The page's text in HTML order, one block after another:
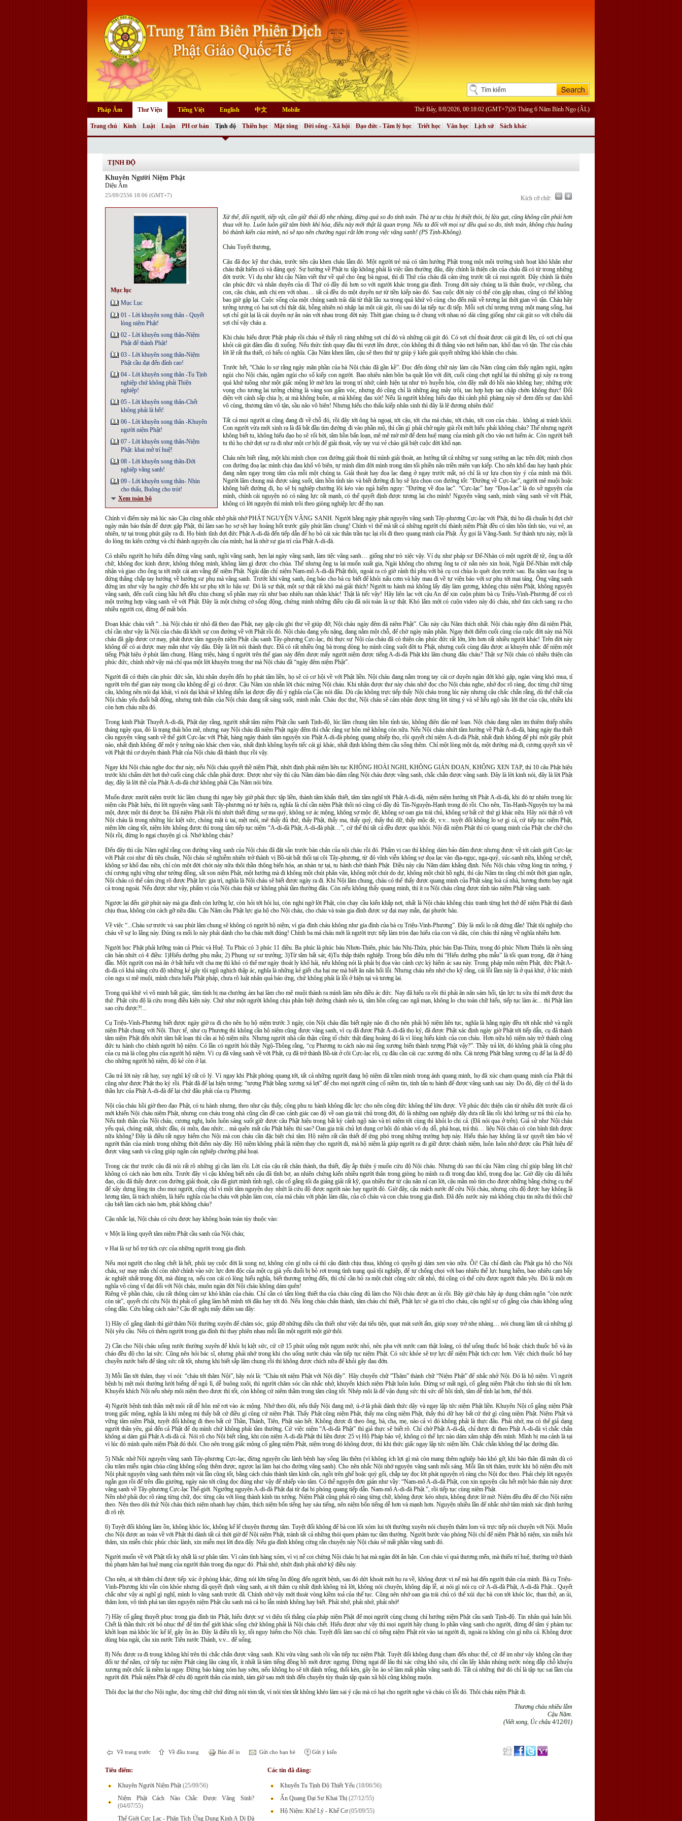
Pháp Âm Thư Viện Tiếng Việt English 中文 Mobile Thứ Bảy, 8/8/2026, 00:18:02 (GMT+7)26 Tháng 6 Năm Bính Ngọ (ÂL)
Trang chủ Kinh Luật Luận PH cơ bản Tịnh độ Thiền học Mật tông Đời sống - Xã hội Đạo đức - Tâm lý học Triết học Văn học Lịch sử Sách khác
TỊNH ĐỘ
Khuyên Người Niệm Phật
Diệu Âm
25/09/2556 18:06 (GMT+7) Kích cỡ chữ:
Mục lục
Mục Lục
01 - Lời khuyên song thân - Quyết
lòng niệm Phật!
02 - Lời khuyên song thân-Niệm
Phật để thành Phật!
03 - Lời khuyên song thân-Niệm
Phật cầu đạt đến đỉnh cao!
04 - Lời khuyên song thân -Tu Tịnh
nghiệp chứ không phải Thiện
nghiệp!
05 - Lời khuyên song thân-Chết
không phải là hết!
06 - Lời khuyên song thân -Khuyên
người niệm Phật!
07 - Lời khuyên song thân-Niệm
Phật: khai mở trí huệ!
08 - Lời khuyên song thân-Đới
nghiệp vãng sanh!
09 - Lời khuyên song thân- Nhìn
cho thấu, Buông cho trót!
Xem toàn bộ
Xử thế, đối người, tiếp vật, cần giữ thái độ nhẹ nhàng, đừng quá so đo tính toán. Thà tự ta chịu bị thiệt thòi, bị lừa gạt, cũng không cần phải hơn
thua với họ. Luôn luôn giữ tâm bình khí hòa, điều này mới thật là quan trọng. Nếu ta đối với mọi sự đều quá so đo, tính toán, không chịu buông
bỏ thành kiến của mình, nó sẽ tạo nên chướng ngại rất lớn trong việc vãng sanh! (PS Tịnh-Không).
Cháu Tuyết thương,
Cậu đã đọc kỹ thư cháu, trước tiên cậu khen cháu lắm đó. Một người trẻ mà có tâm hướng Phật trong một môi trường sinh hoạt khó khăn như
cháu thật hiếm có và đáng quý. Sự hướng về Phật tu tập không phải là việc tầm thường đâu, đây chính là thiện căn của cháu đã có từ trong những
đời trước. Ví dụ như khi cậu Năm viết thư về quê cho ông bà ngoại, thì dì Thứ của cháu đã cảm ứng trước tất cả mọi người. Đây chính là thiện
căn phúc đức và nhân duyên của dì Thứ có đầy đủ hơn so với người khác trong gia đình. Trong đời này chúng ta là thân thuộc, vợ chồng, cha
con, cậu cháu, anh chị em với nhau… tất cả đều do một duyên nợ từ tiền kiếp nào đó. Sau cuộc đời này có thể còn gặp nhau, cũng có thể không
bao giờ gặp lại. Cuộc sống của một chúng sanh trải dài từ thật lâu xa trong quá khứ vô cùng cho đến mãi về tương lai thời gian vô tận. Cháu hãy
tưởng tượng có hai sợi chỉ thật dài, bỗng nhiên nó nhập lại một cái gút, rồi sau đó lại tiếp tục đi tiếp. Mỗi sợi chỉ tượng trưng một mạng sống, hai
sợi chỉ gút lại là cái duyên nợ ân oán với nhau trong đời này. Thời gian chúng ta ở chung với nhau nó dài cũng giống như cái gút so với chiều dài
sợi chỉ vậy cháu ạ.
Khi cháu hiểu được Phật pháp rồi cháu sẽ thấy rõ ràng những sợi chỉ đó và những cái gút đó. Có sợi chỉ thoát được cái gút đi lên, có sợi chỉ qua
khỏi cái gút đâm đầu đi xuống. Nếu thức tỉnh quay đầu thì vượt lên được, còn không thì đi thẳng vào nơi hiểm nạn, khổ đau vô tận. Thư của cháu
lời lẽ rất tha thiết, có hiếu có nghĩa. Cậu Năm khen lắm, cậu sẽ theo thứ tự giúp ý kiến giải quyết những khó khăn cho cháu.
Trước hết, “Cháu lo sợ rằng ngày mãn phần của bà Nội cháu đã gần kề”. Đọc đến dòng chữ này làm cậu Năm cũng cảm thấy ngậm ngùi, ngậm
ngùi cho Nội cháu, ngậm ngùi cho số kiếp con người. Bao nhiêu năm bôn ba quật lộn với đời, cuối cùng chợt nghĩ lại thì những gì xảy ra trong
quá khứ tuồng như một giấc mộng lờ mờ lưu lại trong trí nhớ; cảnh hiện tại như trò huyễn hóa, còn đây mất đó hồi nào không hay; những ước
vọng cho tương lai tưởng chừng là vàng son gấm vóc, nhưng đó cũng chỉ là những áng mây trôi, tan hợp hợp tan chập chờn không thực! Đối
diện với cảnh sắp chia ly, ai mà không buồn, ai mà không đau xót! Nếu là người không hiểu đạo thì cảnh phũ phàng này sẽ đem đến sự đau khổ
vô cùng, thương tâm vô tận, sầu não vô biên! Nhưng hiểu cho thấu kiếp nhân sinh thì đây là lẽ đương nhiên thôi!
Tất cả mọi người ai cũng đang đi về chỗ đó, rồi đây tới ông bà ngoại, tới cậu, tới cha má cháu, tới cháu, tới con của cháu... không ai tránh khỏi.
Con người vừa mới sinh ra là đã bắt đầu tìm đường đi vào phần mộ, thì cần gì phải chờ ngày già rồi mới hiểu phải không cháu? Thế nhưng người
không biết tu, không hiểu đạo họ sẽ rối bời, tâm hồn bấn loạn, mê mê mờ mờ để đem huệ mạng của mình gởi cho vào nơi hiểm ác. Còn người biết
tu thì họ chờ đợi sự ra đi như một cơ hội để giải thoát, vẫy tay vui vẻ chào giã biệt cuộc đời khổ nạn.
Cháu nên biết rằng, một khi mình chọn con đường giải thoát thì mình giải thoát, an hưởng tất cả những sự sung sướng an lạc trên đời; mình chọn
con đường đoạ lạc mình chịu đau khổ vô biên, tự mình dìm đời mình trong tăm tối phiền não triền miên vạn kiếp. Cho nên khổ đau hay hạnh phúc
đang nằm ngay trong tâm của mỗi một chúng ta. Giải thoát hay đọa lạc đang ở ngay trước mắt, nó chỉ là sự lựa chọn tùy ý của mình mà thôi.
Người lâm chung mà được sáng suốt, tâm hồn tỉnh táo và biết đường đi họ sẽ lựa chọn con đường tốt: “Đường về Cực-lạc”, người mê muội hoặc
không biết đường đi, họ sẽ bị nghiệp chướng lôi kéo vào ngả hiểm nguy: “Đường về đọa lạc”. “Cực-lạc” hay “Đọa-Lạc” là do sở nguyện của
mình, chính cái nguyện nó có năng lực rất mạnh, có thể quyết định được tương lai cho mình! Nguyện vãng sanh, mình vãng sanh về với Phật,
không có lời nguyện thì mình trôi theo giòng nghiệp lực để thọ nạn.
Chính vì điểm này mà lúc nào Cậu cũng nhắc nhở phải nhớ PHÁT NGUYỆN VÃNG SANH. Người hằng ngày phát nguyện vãng sanh Tây-phương Cực-lạc với Phật, thì họ đã chuẩn bị đợi chờ
ngày mãn báo thân để được gặp Phật, thì làm sao họ sợ sệt hay hoảng hốt trước giây phút lâm chung! Chính vì thế mà tất cả những người chí thành niệm Phật đều có tâm hồn tỉnh táo, vui vẻ, an
nhiên, tự tại trong phút giây ra đi. Họ bình tĩnh đợi đức Phật A-di-đà đến tiếp dẫn để họ bỏ cái xác thân trần tục lại rồi đi theo quang minh của Phật. Ấy gọi là Vãng-Sanh. Sự thành tựu này, một là
do lòng tin kiên cường và chí thành nguyện cầu của mình; hai là nhờ sự gia trì của Phật A-di-đà.
Có nhiều người họ biểu diễn đứng vãng sanh, ngồi vãng sanh, hẹn lại ngày vãng sanh, làm tiệc vãng sanh… giống như trò xiệc vậy. Ví dụ như pháp sư Đế-Nhàn có một người đệ tử, ông ta dốt
chữ, không đọc kinh được, không thông minh, không làm gì được cho chùa. Thế nhưng ông ta lại muốn xuất gia, Ngài không cho nhưng ông ta cứ nằn nèo xin hoài, Ngài Đế-Nhàn mới chấp
nhận và giao cho ông ta tới một cái am vắng để niệm Phật. Ngài dặn chỉ niệm Nam-mô A-di-đà Phật thôi, ngoài ra có giờ rảnh thì phụ với bà cụ coi chùa lo quét dọn trước sau. Ba năm sau ông ta
đứng thẳng chắp tay hướng về hướng sư phụ mà vãng sanh. Trước khi vãng sanh, ông báo cho bà cụ biết để khỏi nấu cơm và hãy mau đi về tự viện báo với sư phụ tới mai táng. Ông vãng sanh
đứng im như vậy ba ngày chờ đến khi sư phụ tới lo hậu sự. Đó là sự thật, một sự thật rất khó mà giải thích! Người tu hành mà không lấy đây làm gương, không chịu niệm Phật, không nguyện
vãng sanh, đến cuối cùng hầu hết đều chịu chung số phần may rủi như bao nhiêu nạn nhân khác! Thật là tiếc vậy! Hãy liên lạc với cậu An để xin cuộn phim bà cụ Triệu-Vinh-Phương để coi rõ
một trường hợp vãng sanh về với Phật. Đây là một chứng cớ sống động, chứng minh những điều cậu đã nói toàn là sự thật. Khó lắm mới có cuộn video này đó cháu, nhớ tìm cách sang ra cho
nhiều người coi, đừng để mất bổn.
Đoạn khác cháu viết “...bà Nội cháu từ nhỏ đã theo đạo Phật, nay gặp cậu ghi thư về giúp đỡ, Nội cháu ngày đêm đã niêm Phật”. Câu này cậu Năm thích nhất. Nội cháu ngày đêm đã niệm Phật,
chỉ cần như vậy là Nội của cháu đã khởi sự con đường về với Phật rồi đó. Nội cháu đang yếu nặng, đang nằm một chỗ, để chờ ngày mãn phần. Ngay thời điểm cuối cùng của cuộc đời này mà Nội
cháu đã gặp được cơ may, phát được tâm nguyện niệm Phật cầu sanh Tây-phương Cực-lạc, thì thực sự Nội của cháu đã có thiện căn phúc đức rất lớn, lớn hơn rất nhiều người khác! Trên đời này
không dễ có ai được may mắn như vậy đâu. Đây là lời nói thành thực. Đã có rất nhiều ông bà trong dòng họ mình cũng suốt đời tu Phật, nhưng cuối cùng đâu được ai khuyên nhắc để niệm một
tiếng Phật hiệu ở phút lâm chung. Hàng triệu, hàng tỉ người trên thế gian này đếm được mấy người niệm được tiếng A-di-đà Phật khi lâm chung đâu cháu? Thật sự Nội cháu có nhiều thiện căn
phúc đức, chính nhờ vậy mà chỉ qua một lời khuyên trong thư mà Nội cháu đã “ngày đêm niệm Phật”.
Người đã có thiện căn phúc đức sẵn, khi nhân duyên đến họ phát tâm liền, họ sẽ có cơ hội về với Phật liền. Nội cháu đang nắm trong tay cái cơ duyên ngàn đời khó gặp, ngàn vàng khó mua, tỉ
người trên thế gian này mong cầu không dễ gì có được. Cậu Năm xin nhắn lời chúc mừng Nội cháu. Khi nhận được thư này cháu nhớ đọc cho Nội cháu nghe, nhớ đọc rõ ràng, đọc từng chữ từng
câu, không nên nói đại khái, vì nói đại khái sẽ không diễn lại được đầy đủ ý nghĩa của Cậu nói đâu. Dù cậu không trực tiếp thấy Nội cháu trong lúc này nhưng cậu chắc chắn rằng, dù thể chất của
Nội cháu yếu đuối bất động, nhưng tinh thần của Nội cháu đang rất sáng suốt, minh mẫn. Cháu đọc thư, Nội cháu sẽ cảm nhận được từng lời từng ý và sẽ liễu ngộ sâu lời thư của cậu, nhiều khi
còn hơn cháu nữa đó.
Trong kinh Phật Thuyết A-di-đà, Phật dạy rằng, người nhất tâm niệm Phật cầu sanh Tịnh-độ, lúc lâm chung tâm hồn tỉnh táo, không điên đảo mê loạn. Nội cháu đang nằm im thiêm thiếp nhiều
tháng ngày qua, đó là trạng thái hôn mê, nhưng nay Nội cháu đã niệm Phật ngày đêm thì chắc rằng sự hôn mê không còn nữa. Nếu Nội cháu nhứt tâm hướng về Phật A-di-đà, hàng ngày tha thiết
cầu nguyện vãng sanh về thế giới Cực-lạc với Phật, hàng ngày thành tâm nguyện xin Phật A-di-đà phóng quang nhiếp thọ, rồi quyết chí niệm A-di-đà Phật, nhất định không để phí một giây phút
nào, nhất định không để một ý tưởng nào khác chen vào, nhất định không luyến tiếc cái gì khác, nhất định không thèm cầu sống thêm. Chỉ một lòng một dạ, một đường mà đi, cương quyết xin về
với Phật thì cơ duyên thành Phật của Nội cháu đã thành thục rồi vậy.
Ngay khi Nội cháu nghe đọc thư này, nếu Nội cháu quyết thề niệm Phật, nhứt định phải niệm liên tục KHÔNG HOÀI NGHI, KHÔNG GIÁN ĐOẠN, KHÔNG XEN TẠP, thì 10 câu Phật hiệu
trước khi chấm dứt hơi thở cuối cùng chắc chắn phải được. Được như vậy thì cậu Năm dám bảo đảm rằng Nội cháu được vãng sanh, chắc chắn được vãng sanh. Đây là lời kinh nói, đây là lời Phật
dạy, đây là lời thề của Phật A-di-đà chứ không phải Cậu Năm nói bừa.
Muốn được mười niệm trước lúc lâm chung thì ngay bây giờ phải thực tập liền, thành tâm khẩn thiết, tâm tâm nghĩ tới Phật A-di-đà, niệm niệm hướng tới Phật A-di-đà, khi đó tự nhiên trong lúc
niệm câu Phật hiệu, thì lời nguyện vãng sanh Tây-phương nó tự hiện ra, nghĩa là chỉ cần niệm Phật thôi nó cũng có đầy đủ Tín-Nguyện-Hạnh trong đó rồi. Cho nên, Tín-Hạnh-Nguyện tuy ba mà
một, được một thì được ba. Đã niệm Phật rồi thì nhứt thiết đừng sợ ma quỷ, không sợ ác mộng, không sợ mộc đè, không sợ oan gia trái chủ, không sợ bất cứ thứ gì khác nữa. Hãy nói thật rõ với
Nội cháu là trong những lúc kiệt sức, chóng mặt ù tai, mệt mỏi, mê thấy đủ thứ, thấy Phật, thấy ma, thấy quỷ, thấy thú dữ, thấy mộc đè, v.v... tuyệt đối không lo sợ gì cả, cứ tiếp tục niệm Phật,
niệm lớn càng tốt, niệm lớn không được thì trong tâm tiếp tục niệm “A-di-đà Phật, A-di-đà phật…”, cứ thế thì tất cả đều được qua khỏi. Nội đã niệm Phật thì có quang minh của Phật che chở cho
Nội rồi, đừng lo ngại chuyện gì cả. Nhớ không cháu?
Đến đây thì cậu Năm nghĩ rằng con đường vãng sanh của Nội cháu đã đặt sẵn trước bàn chân của nội cháu rồi đó. Phẩm vị cao thì không dám bảo đảm được nhưng được về tới cảnh giới Cực-lạc
với Phật coi như đủ tiêu chuẩn, Nội cháu sẽ nghiễm nhiên trở thành vị Bồ-tát bất thối tại cõi Tây-phương, từ đó vĩnh viễn không sợ đọa lạc vào địa-ngục, ngạ-quỷ, súc-sanh nữa, không sợ chết,
không sợ khổ đau nữa, chỉ còn một đời chót này nữa thôi thần thông biến hóa, an nhàn tự tại, tu hành chờ thành Phật. Điều này cậu Năm dám khẳng định. Nếu Nội cháu vững lòng tin tưởng, ý
chí cương nghị vững như tường đồng, sắt son niệm Phật, một hướng mà đi không một chút phân vân, không một chút do dự, không một chút hồ nghi, thì cậu Năm tin rằng chỉ một thời gian ngắn,
Nội cháu có thể cảm ứng rõ được Phật lực gia trì, nghĩa là Nội cháu sẽ biết được ngày ra đi. Khi Nội lâm chung, cháu có thể thấy được quang minh của Phật sáng loà cả nhà, hương thơm bay ngát
cả trong ngoài. Nếu được như vậy, phẩm vị của Nội cháu thật sự không phải tầm thường đâu. Còn nếu không thấy quang minh, thì ít ra Nội cháu cũng được tỉnh táo niệm Phật vãng sanh.
Ngược lại đến giờ phút này mà gia đình còn lưỡng lự, còn hỏi tới hỏi lui, còn nghi ngờ lời Phật, còn chạy cầu kiến khắp nơi, nhất là Nội cháu không chịu tranh từng hơi thở để niệm Phật thì đành
chịu thua, không còn cách gỡ nữa đâu. Cậu Năm cầu Phật lực gia hộ cho Nội cháu, cho cháu và toàn gia đình được sự đại may mắn, đại phước báu.
Về việc “...Cháu sợ trước và sau phút lâm chung sẽ không có người hộ niệm, vì gia đình cháu không như gia đình của bà cụ Triệu-Vinh-Phương”. Đây là mối lo rất đứng đắn! Thật tội nghiệp cho
cháu về sự lo lắng này. Đúng ra mối lo này phải dành cho ba cháu mới đúng! Chính ba má cháu mới là người trực tiếp làm tròn đạo hiếu của con và dâu, còn cháu thì nặng về nghĩa nhiều hơn.
Người học Phật phải lưỡng toàn cả Phúc và Huệ. Tu Phúc có 3 phúc 11 điều. Ba phúc là phúc báu Nhơn-Thiên, phúc báu Nhị-Thừa, phúc báu Đại-Thừa, trong đó phúc Nhơn Thiên là nền tảng
căn bản nhứt có 4 điều: 1)Hiếu dưỡng phụ mẫu; 2) Phụng sự sư trưởng; 3)Từ tâm bất sát; 4)Tu thập thiện nghiệp. Trong bốn điều trên thì “Hiếu dưỡng phụ mẫu” là tối quan trọng, đặt ở hàng
đầu. Một người con mà ăn ở bất hiếu với cha mẹ thì khó có thể mơ ngày thoát ly khổ hải, nếu không nói là phải bị đọa vào cảnh cực kỳ hiểm ác sau này. Trong pháp môn niệm Phật, đức Phật A-
di-đà có khả năng cứu độ những kẻ gây tội ngũ nghịch thập ác, nghĩa là những kẻ giết cha hại mẹ mà biết ăn năn hối lỗi. Nhưng cháu nên nhớ cho kỹ rằng, cái lỗi lầm này là ở quá khứ, ở lúc mình
còn ngu si mê muội, mình chưa hiểu Phật pháp, chưa rõ luật nhân quả báo ứng, chứ không phải là lỗi ở hiện tại và tương lai.
Trong quá khứ vì vô minh bất giác, tâm tính bị ma chướng ám hại làm cho mê muội thành ra mình làm nên điều ác đức. Nay đã hiểu ra rồi thì phải ăn năn sám hối, tận lực tu sửa thì mới được tha
thứ. Phật cứu độ là cứu trong điều kiện này. Chứ như một người không chịu phân biệt đường chánh nẻo tà, tâm hồn cống cao ngã mạn, không lo chu toàn chữ hiếu, tiếp tục làm ác... thì Phật làm
sao cứu được?!...
Cụ Triệu-Vinh-Phương biết được ngày giờ ra đi cho nên họ hộ niệm trước 3 ngày, còn Nội cháu đâu biết ngày nào đi cho nên phải hộ niệm liên tục, nghĩa là hằng ngày đều tới nhắc nhở và ngồi
niệm Phật chung với Nội. Thực tế, như cụ Phương thì không cần hộ niệm cũng được vãng sanh, vì cụ đã được Phật A-di-đà thọ ký, đã được Phật xác định ngày giờ Phật tới tiếp dẫn, cụ đã thành
tâm niệm Phật đến nhứt tâm bất loạn thì cần ai hộ niệm nữa. Nhưng người nhà cẩn thận cũng tổ chức thật đàng hoàng đó là vì lòng hiếu kính của con cháu. Hơn nữa hộ niệm này trở thành công
đức tu hành cho chính người hộ niệm. Có lần có người hỏi thầy Ngộ-Thông rằng, “cụ Phương tu cách nào mà ống xương biến thành tượng Phật vậy?”. Thầy trả lời, đó không phải là công phu
của cụ mà là công phu của người hộ niệm. Vì cụ đã vãng sanh về với Phật, cụ đã trở thành Bồ-tát ở cõi Cực-lạc rồi, cụ đâu cần cái cục xương đó nữa. Cái tượng Phật bằng xương cụ để lại là để độ
cho những người hộ niệm, độ kẻ còn ở lại.
Câu trả lời này rất hay, suy nghĩ kỹ rất có lý. Vì ngay khi Phật phóng quang tới, tất cả những người đang hộ niệm đã trầm mình trong ánh quang minh, họ đã xúc chạm quang minh của Phật thì
cũng như được Phật thọ ký rồi. Phật đã để lại hiện tượng: “tượng Phật bằng xương xá lợi” để cho mọi người củng cố niềm tin, tinh tấn tu hành để được vãng sanh sau này. Do đó, đây có thể là do
thần lực của Phật A-di-đà để lại chứ đâu phải của cụ Phương.
Nội của cháu hồi giờ theo đạo Phật, có tu hành nhưng, theo như cậu thấy, công phu tu hành không đắc lực cho nên công đức không thể lớn được. Về phúc đức thiện căn từ nhiều đời trước đã có
mới khiến Nội cháu niệm Phật, nhưng con cháu trong nhà cũng cần đề cao cảnh giác cao độ về oan gia trái chủ trong đời, đó là những oan nghiệp dây dưa rất lâu rồi khó lường sự trả thù của họ.
Nếu tinh thần của Nội cháu, cương nghị, luôn luôn sáng suốt giữ được câu Phật hiệu trong bất kỳ cảnh ngộ nào và trì niệm tới cùng thì khỏi lo chi cả. (Đã nói qua ở trên). Giả sử như Nội cháu
yếu quá, chóng mặt, nhức đầu, ói mửa, đau nhức... mà quên mất câu Phật hiệu thì sao? Oan gia trái chủ lợi dụng cơ hội đó nhào vô dụ dỗ, phá hoại, trả thù… liệu Nội cháu có còn bình tĩnh được
nữa không? Đây là điều rất nguy hiểm cho Nội mà con cháu cần đặc biệt chú tâm. Hộ niệm rất cần thiết để ứng phó trong những trường hợp này. Hiếu thảo hay không là sự quyết tâm bảo vệ
người thân của mình trong những thời điểm này đây. Hộ niệm không phải là niệm thay cho người đi, mà hộ niệm là giúp người ra đi giữ được chánh niệm, luôn luôn nhớ được câu Phật hiệu để
được vãng sanh và cũng giúp ngăn cản nghiệp chướng phá hoại.
Trong các thư trước cậu đã nói rất rõ những gì cần làm rồi. Lời của cậu rất chân thành, tha thiết, đầy ắp thiện ý muốn cứu độ Nội cháu. Nhưng dù sao thì cậu Năm cũng chỉ giúp bằng lời chứ
không có cách nào hơn nữa. Trước đây vì cậu không biết nên cậu đã tĩnh bơ, an nhiên chứng kiến nhiều người thân trong giòng họ mình ra đi trong đau khổ, trong đoạ lạc. Giờ đây cậu đã hiểu
đạo, cậu đã thấy được con đường giải thoát, cậu đã giựt mình tỉnh ngộ, cậu cố gắng tối đa giảng giải rất kỹ, qua nhiều thư từ cậu năn nỉ cạn lời, cậu mần mò tìm cho được những bằng chứng cụ thể
để xây dựng lòng tin cho mọi người, cũng chỉ vì một tâm nguyện duy nhứt là cứu độ được người nào hay người đó. Giờ đây, cậu mách nước để cứu Nội cháu, nhưng cứu độ được hay không là
lương tâm, là trách nhiệm, là hiếu nghĩa của ba cháu với phận làm con, của má cháu với phận làm dâu, của cô cháu và con cháu trong gia đình. Đã đến nước này mà không chịu tin nữa thì thôi chứ
cậu biết làm cách nào hơn, phải không cháu?
Cậu nhắc lại, Nội cháu có cứu được hay không hoàn toàn tùy thuộc vào:
v Một là lòng quyết tâm niệm Phật cầu sanh của Nội cháu;
v Hai là sự hổ trợ tích cực của những người trong gia đình.
Nếu mọi người cho rằng chết là hết, phủi tay cuộc đời là xong nợ, không còn gì nữa cả thì cậu đành chịu thua, không có quyền gì dám xen vào nữa. Ôi! Cậu chỉ đành cầu Phật gia hộ cho Nội
cháu, sự may mắn chỉ còn nhờ chính vào sức lực đơn độc của một cụ già yếu đuối bị bỏ rơi trong tình trạng quá tội nghiệp, để tự chống chọi với bao nhiêu thế lực hung hiểm, bao nhiêu cạm bẩy
ác nghiệt nhất trong đời, mà đúng ra, nếu con cái có lòng hiếu nghĩa, biết thương tưởng đến, thì chỉ cần bỏ ra một chút công sức rất nhỏ, thì cũng có thể cứu được người thân yêu. Đó là một ơn
nghĩa vô cùng vĩ đại đối với Nội cháu, muôn ngàn đời Nội cháu không dám quên!
Riêng về phần cháu, cậu rất thông cảm sự khó khăn của cháu. Chỉ cần có tấm lòng thiết tha của cháu cũng đủ làm cho Nội cháu được an ủi rồi. Bây giờ cháu hãy áp dụng châm ngôn “còn nước
còn tát”, quyết chí cứu Nội thì phải cố gắng làm hết mình tới đâu hay tới đó. Nếu lòng cháu chân thành, tâm cháu chí thiết, Phật lực sẽ gia trì cho cháu, cậu nghĩ sự cố gắng của cháu không uổng
công đâu. Cứu bằng cách nào? Cậu đề nghị mấy điểm sau đây:
1) Hãy cố gắng dành thì giờ thăm Nội thường xuyên để chăm sóc, giúp đỡ những điều cần thiết như việc đại tiểu tiện, quạt mát sưởi ấm, giúp xoay trở nhẹ nhàng… nói chung làm tất cả những gì
Nội yêu cầu. Nếu có thêm người trong gia đình thì thay phiên nhau mỗi lần một người một giờ thôi.
2) Cần cho Nội cháu uống nước thường xuyên để khỏi bị kiệt sức, cứ cỡ 15 phút uống một ngụm nước nhỏ, nên pha với nước cam thật loãng, có thể uống thuốc bổ hoặc chích thuốc bổ và ăn
cháo đều độ cho lại sức. Cũng nên hỏi bác sĩ, nhưng phải nhớ trong khi cho uống nước cháu vẫn tiếp tục niệm Phật. Có sức khỏe sẽ trợ lực để niệm Phật tích cực hơn. Việc chích thuốc bổ hay
chuyền nước biển để tăng sức rất tốt, nhưng khi biết sắp lâm chung rồi thì không được chích nữa để khỏi gây đau đớn.
3) Mỗi lần tới thăm, thay vì nói: “cháu tới thăm Nội”, hãy nói là: “Cháu tới niệm Phật với Nội đây”. Hãy chuyển chữ “Thăm” thành chữ “Niệm Phật” để nhắc nhở Nội. Đó là hộ niệm. Vì người
bệnh bị mệt mỏi thường lười biếng dễ ngủ lì, dễ buông xuôi, thì người chăm sóc cần nhắc nhở, khuyến khích niệm Phật luôn luôn. Đừng sợ mất ngủ, cố gắng niệm Phật cho tỉnh táo thì tốt hơn.
Khuyến khích Nội nếu nhép môi niệm theo được thì tốt, còn không cứ niêm thầm trong tâm cũng tốt. Nhép môi là để vận dụng sức thì sức dễ hồi tỉnh, tâm dễ tỉnh lại hơn, thế thôi.
4) Người bệnh tinh thần mệt mỏi rất dễ hôn mê rơi vào ác mộng. Nhớ theo dõi, nếu thấy Nội đang mớ, ú-ớ là phải đánh thức dậy và ngay lập tức niệm Phật liền. Khuyên Nội cố gắng niệm Phật
trong giấc mộng, nghĩa là khi mộng mị thấy bất cứ điều gì cũng cứ niệm Phật. Thấy Phật cũng niệm Phật, thấy ma cũng niệm Phật, thấy thú dữ hay bất cứ thứ gì cũng niệm Phật. Niệm Phật và
vững tâm niệm Phật, tuyệt đối không đi theo bất cứ Thần, Thánh, Tiên, Phật nào hết. Không được đi theo ông, bà, cha, mẹ, nào cả vì đó không phải là thực đâu. Phải nhớ, ma có thể giả dạng
người thân yêu, giả đến cả Phật để dụ mình chứ không phải tầm thường. Cứ việc niệm “A-di-đà Phật” thì giả thực sẽ biết rõ. Chỉ chờ Phật A-di-đà, chỉ được đi theo Phật A-di-đà vì chắc chắn
không ai dám giả Phật A-di-đà cả. Nói rõ cho Nội biết rằng, khi còn niệm A-di-đà Phật thì liền được 25 vị Hộ Pháp bảo vệ, không có thế lực nào dám xâm nhập đến mình. Mình bị ma cảnh là tại
vì lúc đó mình quên niệm Phật đó thôi. Cho nên trong giấc mộng cố gắng niệm Phật, niệm trong đó không được, thì khi thức giấc ngay lập tức niệm liền. Chắc chắn không thể lạc đường đâu.
5) Nhắc nhở Nội nguyện vãng sanh Tây-phương Cực-lạc, đừng nguyện cầu lành bệnh hay sống lâu thêm (vì không ích lợi gì mà còn mang thêm nghiệp báo khó gỡ, khi báo thân đã mãn dù có
cầu trăm miễu ngàn chùa cũng không sống thêm được, ngược lại làm hại cho đường vãng sanh). Cho nên nhắc Nội nhớ nguyện vãng sanh mỗi sáng. Mỗi lần tới thăm, trước khi hộ niệm đều mời
Nội phát nguyện vãng sanh thêm một vài lần cũng tốt, bằng cách cháu thành tâm kính cẩn, ngồi trên ghế hoặc quỳ gối, chắp tay đọc lời phát nguyện rõ ràng cho Nội đọc theo. Phải chép lời nguyện
ngắn gọn rồi để trên đầu giường, ngày nào tới cũng đọc đúng như vậy để nhiếp vào tâm. Có thể nguyện đơn giản như vầy: “Nam-mô A-di-đà Phật, con xin nguyện cầu hết một báo thân này được
vãng sanh về Tây-phương Cực-lạc Thế-giới. Ngưỡng nguyện A-di-đà Phật đại từ đại bi phóng quang tiếp dẫn. Nam-mô A-di-đà Phật.”, rồi tiếp tục cùng niệm Phật.
Nên nhớ phải đọc rõ ràng từng chữ, đọc từng câu với lòng thành kính tin tưởng. Niệm Phật cũng phải rõ ràng từng chữ, không được kéo nhựa, không được lờ mờ. Niệm đều đều để cho Nội niệm
theo. Nên theo dõi thử Nội cháu thích niệm nhanh hay chậm, thích niệm bốn tiếng hay sáu tiếng, nên niệm bốn tiếng dễ hơn và mạnh hơn. Nguyện nhiều lần để nhắc nhở tâm mình xác định hướng
đi rõ rệt.
6) Tuyệt đối không làm ồn, không khóc lóc, không kể lể chuyện thương tâm. Tuyệt đối không để bà con lối xóm lui tới thường xuyên nói chuyện thăm lom và trực tiếp nói chuyện với Nội. Muốn
cho Nội được an toàn về với Phật thì dành tất cả thời giờ để Nội niệm Phật, tránh tất cả những thói quen phàm tục tầm thường. Người bước vào phòng Nội chỉ để niệm Phật hộ niệm, xin miễn hỏi
thăm, xin miễn chúc phúc chúc lành, xin miễn mọi lời đưa đẩy. Nếu gia đình không cứng rắn chuyện này Nội cháu sẽ mất phần vãng sanh đó.
Người muốn về với Phật tối kỵ nhất là sự phân tâm. Vì cảm tình hàng xóm, vì vị nể coi chừng Nội cháu bị hại mà ngàn đời ân hận. Con cháu vì quá thương mến, mà thiếu trí huệ, thường trở thành
thủ phạm hãm hại huệ mạng của người thân trong địa ngục đó. Phải nhớ, nhứt định phải nhớ kỹ điều này.
Cho nên, ai tới thăm chỉ được tiếp xúc ở phòng khác, đừng nói lớn tiếng ồn động đến người bệnh, sau đó dứt khoát mời họ ra về, không được vị nể mà hại đến người thân của mình. Bà cụ Triệu-
Vinh-Phương khi vẫn còn khỏe nhưng đã quyết định vãng sanh, ai tới thăm cụ nhất định không trả lời, không nói chuyện, không đáp lễ, ai nói gì nói cụ cứ A-di-đà Phật, A-di-đà Phật... Quyết
chắc như vậy ai nghĩ gì nghĩ, mình lo vãng sanh trước đã. Chính nhờ vậy mới thoát vòng kiềm toả của thế tục. Cũng nên nhớ oan gia trái chủ có thể xúi dục bà con tới khóc lóc, than thở, an ủi,
thăm lom, vô tình phá tan tâm nguyện niệm Phật cầu sanh mà cả họ lẫn mình không hay biết. Phải nhớ, phải nhớ, phải nhớ!
7) Hãy cố gắng thuyết phục trong gia đình tin Phật, hiểu được sự vi diệu tối thắng của pháp niệm Phật để mọi người cùng chung chí hướng niệm Phật cầu sanh Tịnh-độ. Tin nhân quả luân hồi.
Chết là thần thức rời bỏ nhục thể để tìm thế giới khác sống chứ không phải là Nội cháu chết. Hiểu được như vậy thì mọi người hãy chung lo phần vãng sanh cho người, đừng để tâm ý phàm tục
khởi loạn mà khóc lóc kể lể, gây ồn ào. Đây là điều tối kỵ, tối nguy hiểm cho Nội cháu. Tuyệt đối làm sao chỉ có tiếng niệm Phật rót vào tai người đi, ngoài ra không còn gì nữa cả. Không được
dùng bùa ngải, cầu xin nước Tiên nước Thánh, v.v... để uống.
8) Nếu được ra đi trong không khí trên thì chắc chắn được vãng sanh. Khi vừa vãng sanh rồi vẫn tiếp tục niệm Phật. Tuyệt đối không đụng chạm đến nhục thể, cứ để im như vậy không cần thay
đổi tư thế nằm, cứ tiếp tục niệm Phật càng lâu càng tốt, ít nhất là tám tiếng đồng hồ mới được ngưng. Đừng ngại để lâu thì xác cứng khó sửa, chỉ cần lấy khăn nhúng nước nóng đắp chỗ khuỷu
xương một chốc là mềm lại ngay. Đừng báo hàng xóm hay sớm, nếu không họ sẽ tới đánh trống, thổi kèn, gây ồn ào sẽ làm mất phần vãng sanh đó. Tất cả những thứ đó chỉ là tập tục sai lầm của
người đời. Phải niệm Phật để cứu độ người thân của mình, tám giờ sau mới tính đến chuyện tùy thuận tập quán xã hội cũng không muộn.
Thôi đọc lại thư cho Nội nghe, đọc từng chữ chứ đừng nói tóm tắt, vì nói tóm tắt không khéo làm sai ý cậu mà có hại cho người nghe và cháu có lỗi đó. Thôi cháu niệm Phật đi.
Thương cháu nhiều lắm
Cậu Năm.
(Viết xong, Úc châu 4/12/01)
Về trang trước Về đầu trang Bản để in Gửi cho bạn bè Gửi ý kiến
Tiêu điểm:
Khuyên Người Niệm Phật (25/09/56)
Niệm Phật Cách Nào Chắc Được Vãng Sinh?
(04/07/55)
Thế Giới Cực Lạc - Phân Tích Ứng Dụng Kinh A Di Đà
Các tin đã đăng:
Khuyến Tu Tịnh Độ Thiết Yếu (18/06/56)
Ấn Quang Đại Sư Khai Thị (27/12/55)
Hộ Niệm: Khế Lý - Khế Cơ (05/09/55)